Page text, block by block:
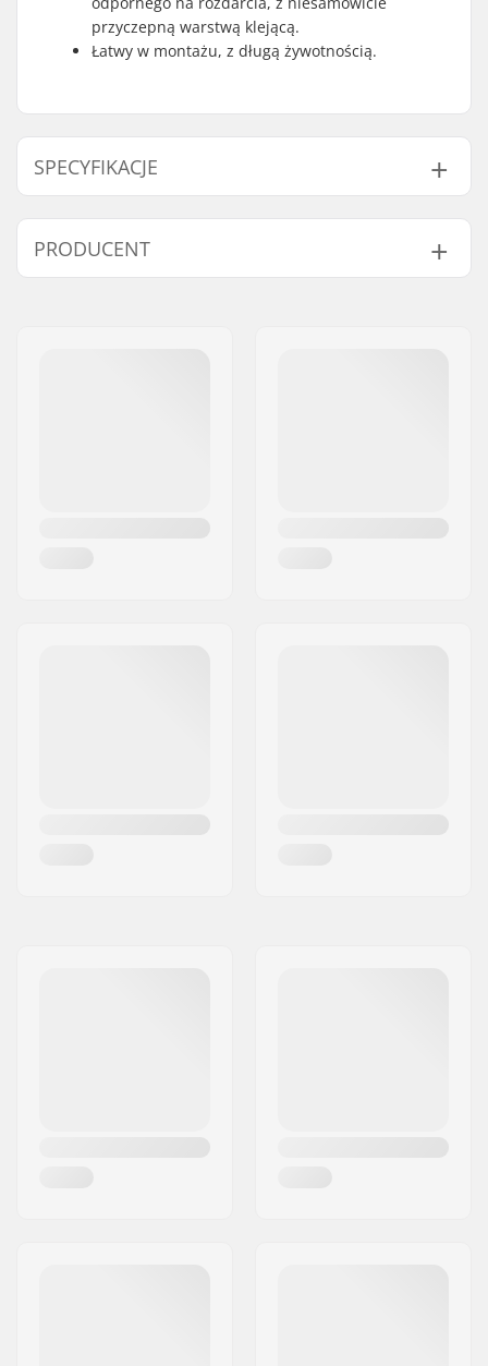
przyczepną warstwą klejącą.
Łatwy w montażu, z długą żywotnością.
SPECYFIKACJE
Length:
83.8cm (33")
Width:
PRODUCENT